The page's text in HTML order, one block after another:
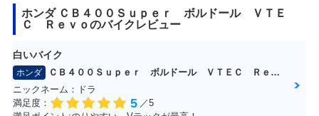
PER BOL D'OR AB
S Special Editio
n・特別・限定仕様
PER BOL D'OR AB
S E Package・新
登場
PER BOL D'OR AB
S・マイナーチェン
ホンダ ＣＢ４００Ｓｕｐｅｒ ボルドール ＶＴＥ
Ｃ Ｒｅｖｏのバイクレビュー
白いバイク
ホンダ
ＣＢ４００Ｓｕｐｅｒ ボルドール ＶＴＥＣ Ｒｅｖｏ
ニックネーム：ドラ
満足度：
5 ／5